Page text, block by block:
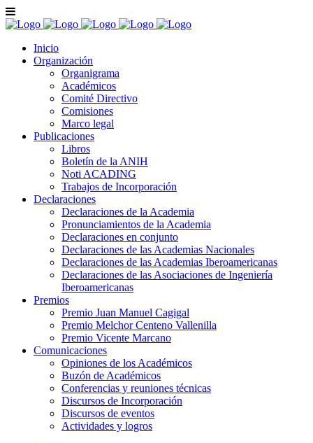
Inicio
Organización
Organigrama
Académicos
Comité Directivo
Comisiones
Marco legal
Publicaciones
Libros
Boletín de la ANIH
Noti ACADING
Trabajos de Incorporación
Declaraciones
Declaraciones de la Academia
Pronunciamientos de la Academia
Declaraciones en conjunto
Declaraciones de las Academias Nacionales
Declaraciones de las Academias Iberoamericanas
Declaraciones de las Asociaciones de Ingeniería
Iberoamericanas
Premios
Premio Juan Manuel Cagigal
Premio Melchor Centeno Vallenilla
Premio Vicente Marcano
Comunicaciones
Opiniones de los Académicos
Buzón de Académicos
Conferencias y reuniones técnicas
Discursos de Incorporación
Discursos de eventos
Actividades y logros